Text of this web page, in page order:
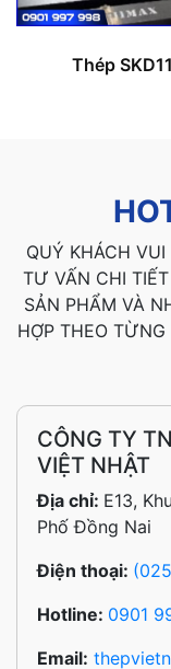
Thép SKD11
QUÝ KHÁCH
TƯ VẤN CHI
SẢN PHẨM VÀ
HỢP THEO
CÔNG TY
VIỆT NHẬT
Địa chỉ: E13,
Phố Đồng Nai
Điện thoại:
Hotline: 0901
Email: